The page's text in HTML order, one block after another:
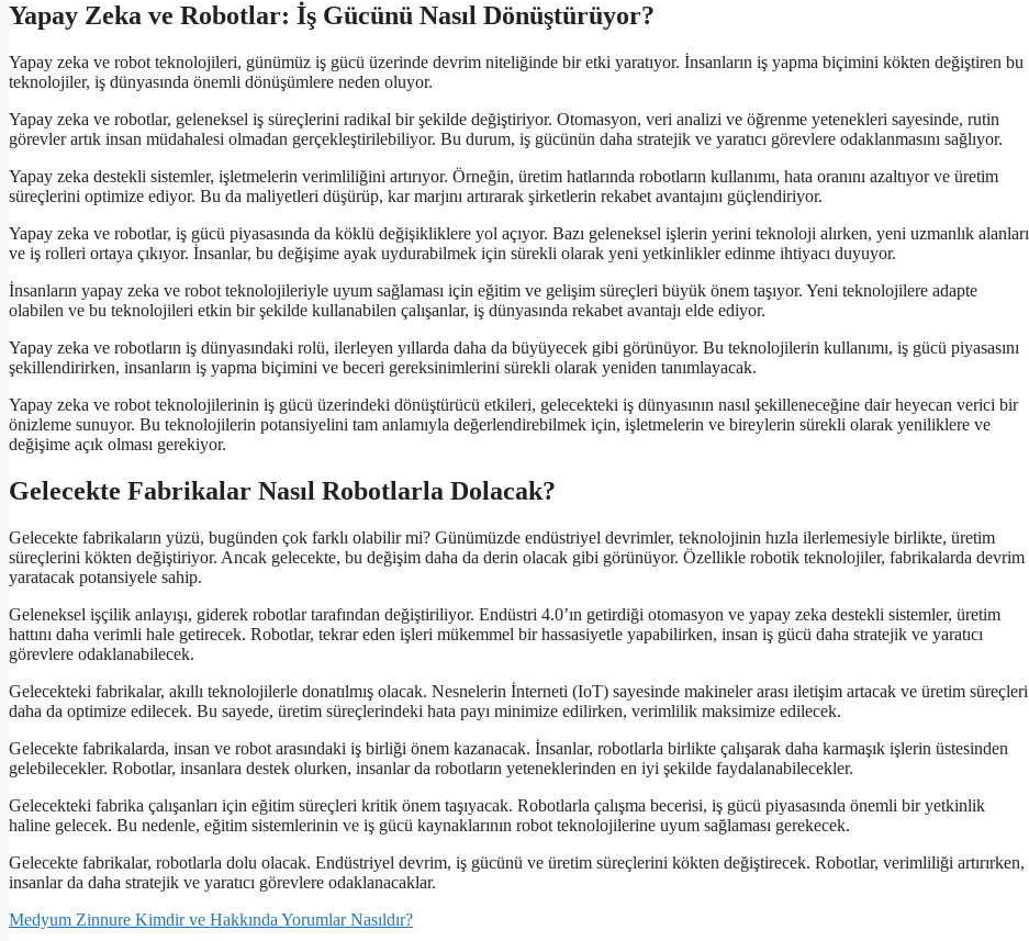
Yapay Zeka ve Robotlar: İş Gücünü Nasıl Dönüştürüyor?
Yapay zeka ve robot teknolojileri, günümüz iş gücü üzerinde devrim niteliğinde bir etki yaratıyor. İnsanların iş yapma biçimini kökten değiştiren bu
teknolojiler, iş dünyasında önemli dönüşümlere neden oluyor.
Yapay zeka ve robotlar, geleneksel iş süreçlerini radikal bir şekilde değiştiriyor. Otomasyon, veri analizi ve öğrenme yetenekleri sayesinde, rutin
görevler artık insan müdahalesi olmadan gerçekleştirilebiliyor. Bu durum, iş gücünün daha stratejik ve yaratıcı görevlere odaklanmasını sağlıyor.
Yapay zeka destekli sistemler, işletmelerin verimliliğini artırıyor. Örneğin, üretim hatlarında robotların kullanımı, hata oranını azaltıyor ve üretim
süreçlerini optimize ediyor. Bu da maliyetleri düşürüp, kar marjını artırarak şirketlerin rekabet avantajını güçlendiriyor.
Yapay zeka ve robotlar, iş gücü piyasasında da köklü değişikliklere yol açıyor. Bazı geleneksel işlerin yerini teknoloji alırken, yeni uzmanlık alanları
ve iş rolleri ortaya çıkıyor. İnsanlar, bu değişime ayak uydurabilmek için sürekli olarak yeni yetkinlikler edinme ihtiyacı duyuyor.
İnsanların yapay zeka ve robot teknolojileriyle uyum sağlaması için eğitim ve gelişim süreçleri büyük önem taşıyor. Yeni teknolojilere adapte
olabilen ve bu teknolojileri etkin bir şekilde kullanabilen çalışanlar, iş dünyasında rekabet avantajı elde ediyor.
Yapay zeka ve robotların iş dünyasındaki rolü, ilerleyen yıllarda daha da büyüyecek gibi görünüyor. Bu teknolojilerin kullanımı, iş gücü piyasasını
şekillendirirken, insanların iş yapma biçimini ve beceri gereksinimlerini sürekli olarak yeniden tanımlayacak.
Yapay zeka ve robot teknolojilerinin iş gücü üzerindeki dönüştürücü etkileri, gelecekteki iş dünyasının nasıl şekilleneceğine dair heyecan verici bir
önizleme sunuyor. Bu teknolojilerin potansiyelini tam anlamıyla değerlendirebilmek için, işletmelerin ve bireylerin sürekli olarak yeniliklere ve
değişime açık olması gerekiyor.
Gelecekte Fabrikalar Nasıl Robotlarla Dolacak?
Gelecekte fabrikaların yüzü, bugünden çok farklı olabilir mi? Günümüzde endüstriyel devrimler, teknolojinin hızla ilerlemesiyle birlikte, üretim
süreçlerini kökten değiştiriyor. Ancak gelecekte, bu değişim daha da derin olacak gibi görünüyor. Özellikle robotik teknolojiler, fabrikalarda devrim
yaratacak potansiyele sahip.
Geleneksel işçilik anlayışı, giderek robotlar tarafından değiştiriliyor. Endüstri 4.0’ın getirdiği otomasyon ve yapay zeka destekli sistemler, üretim
hattını daha verimli hale getirecek. Robotlar, tekrar eden işleri mükemmel bir hassasiyetle yapabilirken, insan iş gücü daha stratejik ve yaratıcı
görevlere odaklanabilecek.
Gelecekteki fabrikalar, akıllı teknolojilerle donatılmış olacak. Nesnelerin İnterneti (IoT) sayesinde makineler arası iletişim artacak ve üretim süreçleri
daha da optimize edilecek. Bu sayede, üretim süreçlerindeki hata payı minimize edilirken, verimlilik maksimize edilecek.
Gelecekte fabrikalarda, insan ve robot arasındaki iş birliği önem kazanacak. İnsanlar, robotlarla birlikte çalışarak daha karmaşık işlerin üstesinden
gelebilecekler. Robotlar, insanlara destek olurken, insanlar da robotların yeteneklerinden en iyi şekilde faydalanabilecekler.
Gelecekteki fabrika çalışanları için eğitim süreçleri kritik önem taşıyacak. Robotlarla çalışma becerisi, iş gücü piyasasında önemli bir yetkinlik
haline gelecek. Bu nedenle, eğitim sistemlerinin ve iş gücü kaynaklarının robot teknolojilerine uyum sağlaması gerekecek.
Gelecekte fabrikalar, robotlarla dolu olacak. Endüstriyel devrim, iş gücünü ve üretim süreçlerini kökten değiştirecek. Robotlar, verimliliği artırırken,
insanlar da daha stratejik ve yaratıcı görevlere odaklanacaklar.
Medyum Zinnure Kimdir ve Hakkında Yorumlar Nasıldır?